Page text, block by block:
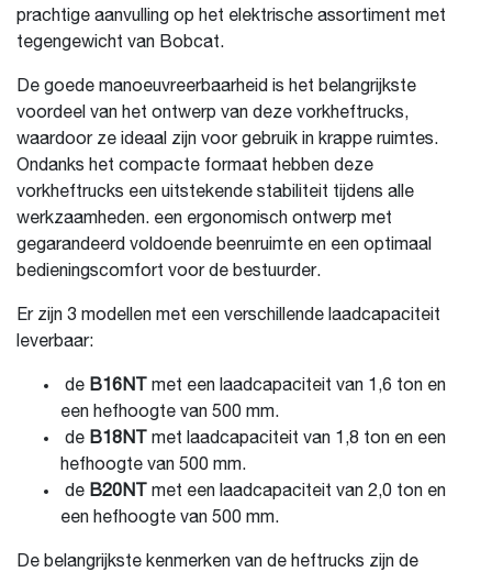
prachtige aanvulling op het elektrische assortiment met
tegengewicht van Bobcat.
De goede manoeuvreerbaarheid is het belangrijkste
voordeel van het ontwerp van deze vorkheftrucks,
waardoor ze ideaal zijn voor gebruik in krappe ruimtes.
Ondanks het compacte formaat hebben deze
vorkheftrucks een uitstekende stabiliteit tijdens alle
werkzaamheden. een ergonomisch ontwerp met
gegarandeerd voldoende beenruimte en een optimaal
bedieningscomfort voor de bestuurder.
Er zijn 3 modellen met een verschillende laadcapaciteit
leverbaar:
de B16NT
met een laadcapaciteit van 1,6 ton en
een hefhoogte van 500 mm.
de B18NT
met laadcapaciteit van 1,8 ton en een
hefhoogte van 500 mm.
de B20NT
met een laadcapaciteit van 2,0 ton en
een hefhoogte van 500 mm.
De belangrijkste kenmerken van de heftrucks zijn de